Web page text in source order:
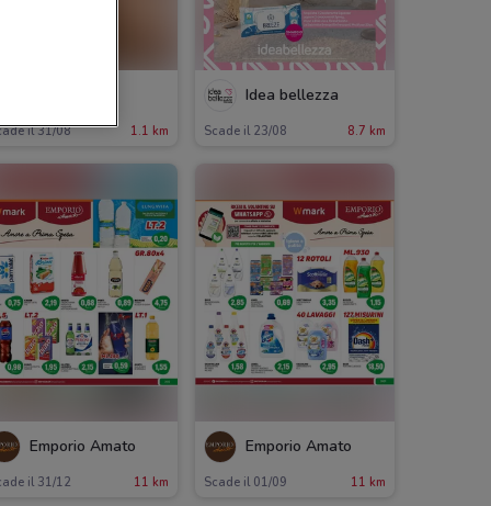
il 31/08 1.1 km
Idea bellezza
Scade il 23/08 8.7 km
Emporio Amato
il 31/12 11 km
Emporio Amato
Scade il 01/09 11 km